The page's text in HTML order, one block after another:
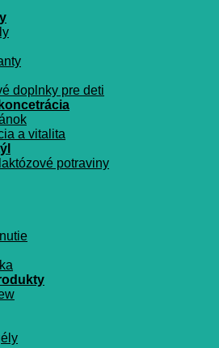
doplnky pre deti
a vitalita
potraviny